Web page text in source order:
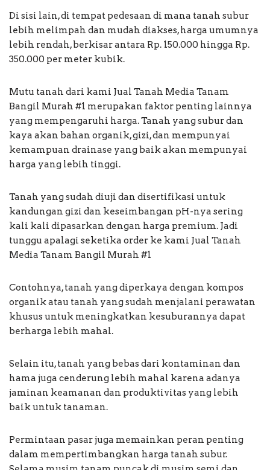
Di sisi lain, di tempat pedesaan di mana tanah subur
lebih melimpah dan mudah diakses, harga umumnya
lebih rendah, berkisar antara Rp. 150.000 hingga Rp.
350.000 per meter kubik.
Mutu tanah dari kami Jual Tanah Media Tanam
Bangil Murah #1 merupakan faktor penting lainnya
yang mempengaruhi harga. Tanah yang subur dan
kaya akan bahan organik, gizi, dan mempunyai
kemampuan drainase yang baik akan mempunyai
harga yang lebih tinggi.
Tanah yang sudah diuji dan disertifikasi untuk
kandungan gizi dan keseimbangan pH-nya sering
kali kali dipasarkan dengan harga premium. Jadi
tunggu apalagi seketika order ke kami Jual Tanah
Media Tanam Bangil Murah #1
Contohnya, tanah yang diperkaya dengan kompos
organik atau tanah yang sudah menjalani perawatan
khusus untuk meningkatkan kesuburannya dapat
berharga lebih mahal.
Selain itu, tanah yang bebas dari kontaminan dan
hama juga cenderung lebih mahal karena adanya
jaminan keamanan dan produktivitas yang lebih
baik untuk tanaman.
Permintaan pasar juga memainkan peran penting
dalam mempertimbangkan harga tanah subur.